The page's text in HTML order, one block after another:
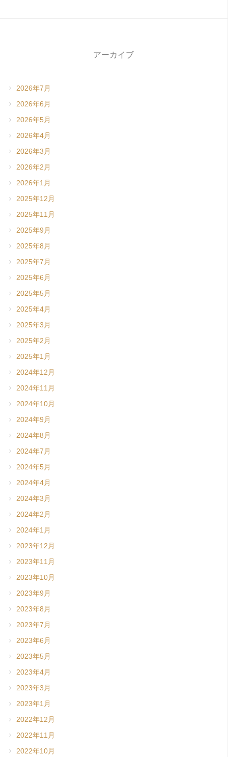
アーカイブ
2026年7月
2026年6月
2026年5月
2026年4月
2026年3月
2026年2月
2026年1月
2025年12月
2025年11月
2025年9月
2025年8月
2025年7月
2025年6月
2025年5月
2025年4月
2025年3月
2025年2月
2025年1月
2024年12月
2024年11月
2024年10月
2024年9月
2024年8月
2024年7月
2024年5月
2024年4月
2024年3月
2024年2月
2024年1月
2023年12月
2023年11月
2023年10月
2023年9月
2023年8月
2023年7月
2023年6月
2023年5月
2023年4月
2023年3月
2023年1月
2022年12月
2022年11月
2022年10月